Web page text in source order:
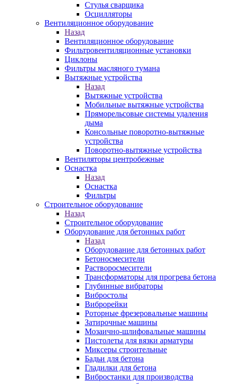
Стулья сварщика
Осцилляторы
Вентиляционное оборудование
Назад
Вентиляционное оборудование
Фильтровентиляционные установки
Циклоны
Фильтры масляного тумана
Вытяжные устройства
Назад
Вытяжные устройства
Мобильные вытяжные устройства
Пряморельсовые системы удаления
дыма
Консольные поворотно-вытяжные
устройства
Поворотно-вытяжные устройства
Вентиляторы центробежные
Оснастка
Назад
Оснастка
Фильтры
Строительное оборудование
Назад
Строительное оборудование
Оборудование для бетонных работ
Назад
Оборудование для бетонных работ
Бетоносмесители
Растворосмесители
Трансформаторы для прогрева бетона
Глубинные вибраторы
Вибростолы
Виброрейки
Роторные фрезеровальные машины
Затирочные машины
Мозаично-шлифовальные машины
Пистолеты для вязки арматуры
Миксеры строительные
Бадьи для бетона
Гладилки для бетона
Вибростанки для производства